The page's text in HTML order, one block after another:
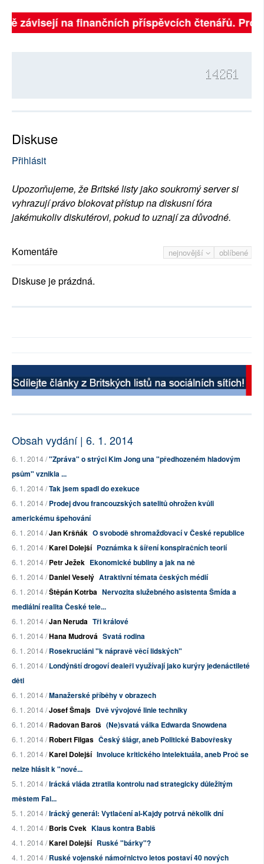
závisejí na finančních příspěvcích čtenářů.
14261
Diskuse
Přihlásit
Upozorňujeme, že Britské listy jako soukromý server si
vyhrazují právo blokovat přístup na diskusní fóra
jakémukoliv diskutérovi, pokud to uznají za důvodné.
nejnovější oblíbené
Komentáře
Diskuse je prázdná.
Obsah vydání | 6. 1. 2014
6. 1. 2014 /"Zpráva" o strýci Kim Jong una "předhozeném hladovým
psům" vznikla ...
6. 1. 2014 /Tak jsem spadl do exekuce
6. 1. 2014 /Prodej dvou francouzských satelitů ohrožen kvůli
americkému špehování
6. 1. 2014 /Jan Kršňák O svobodě shromažďovací v České republice
6. 1. 2014 /Karel Dolejší Poznámka k šíření konspiračních teorií
6. 1. 2014 /Petr Ježek Ekonomické bubliny a jak na ně
6. 1. 2014 /Daniel Veselý Atraktivní témata českých médií
6. 1. 2014 /Štěpán Kotrba Nervozita služebného asistenta Šmída a
mediální realita České tele...
6. 1. 2014 /Jan Neruda Tři králové
6. 1. 2014 /Hana Mudrová Svatá rodina
6. 1. 2014 /Rosekruciáni "k nápravě věcí lidských"
6. 1. 2014 /Londýnští drogoví dealeři využívají jako kurýry jedenáctileté
děti
6. 1. 2014 /Manažerské příběhy v obrazech
6. 1. 2014 /Josef Šmajs Dvě vývojové linie techniky
6. 1. 2014 /Radovan Baroš (Ne)svatá válka Edwarda Snowdena
6. 1. 2014 /Robert Filgas Český šlágr, aneb Politické Babovřesky
6. 1. 2014 /Karel Dolejší Involuce kritického intelektuála, aneb Proč se
nelze hlásit k "nové...
5. 1. 2014 /Irácká vláda ztratila kontrolu nad strategicky důležitým
městem Fal...
5. 1. 2014 /Irácký generál: Vytlačení al-Kajdy potrvá několik dní
4. 1. 2014 /Boris Cvek Klaus kontra Babiš
4. 1. 2014 /Karel Dolejší Ruské "bárky"?
4. 1. 2014 /Ruské vojenské námořnictvo letos postaví 40 nových